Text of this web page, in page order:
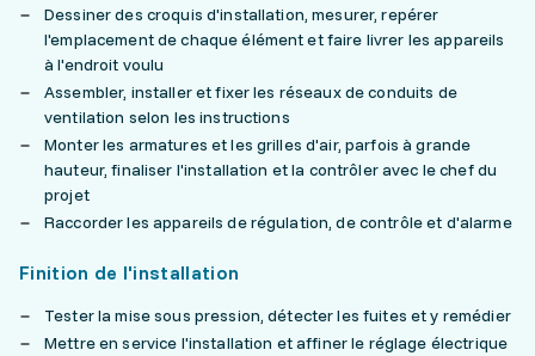
Dessiner des croquis d'installation, mesurer, repérer
l'emplacement de chaque élément et faire livrer les appareils
à l'endroit voulu
Assembler, installer et fixer les réseaux de conduits de
ventilation selon les instructions
Monter les armatures et les grilles d'air, parfois à grande
hauteur, finaliser l'installation et la contrôler avec le chef du
projet
Raccorder les appareils de régulation, de contrôle et d'alarme
Finition de l'installation
Tester la mise sous pression, détecter les fuites et y remédier
Mettre en service l'installation et affiner le réglage électrique